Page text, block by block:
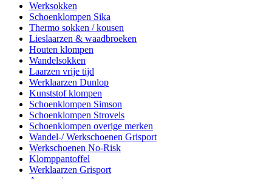
Werksokken
Schoenklompen Sika
Thermo sokken / kousen
Lieslaarzen & waadbroeken
Houten klompen
Wandelsokken
Laarzen vrije tijd
Werklaarzen Dunlop
Kunststof klompen
Schoenklompen Simson
Schoenklompen Strovels
Schoenklompen overige merken
Wandel-/ Werkschoenen Grisport
Werkschoenen No-Risk
Klomppantoffel
Werklaarzen Grisport